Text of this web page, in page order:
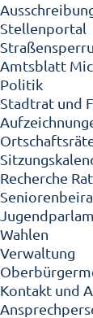
Stellenportal
Amtsblatt
Politik
Stadtrat und
Recherche
Wahlen
Verwaltung
Kontakt und